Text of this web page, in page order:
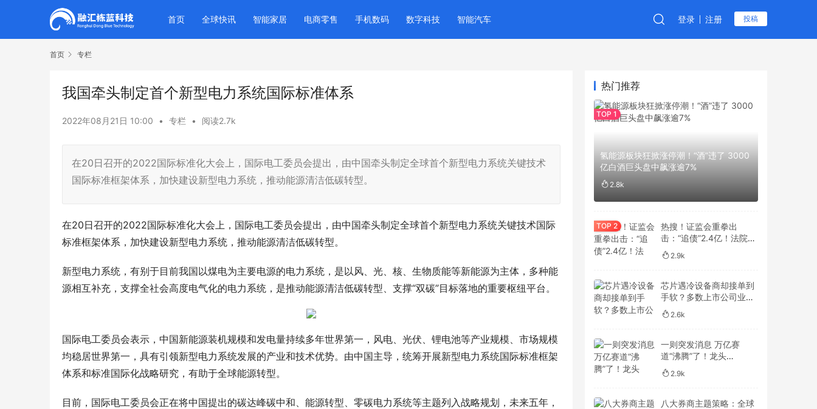
首页 全球快讯 智能家居 电商零售 手机数码 数字科技 智能汽车 登录 注册 投稿
首页 专栏
我国牵头制定首个新型电力系统国际标准体系
2022年08月21日 10:00 • 专栏 • 阅读2.7k
在20日召开的2022国际标准化大会上，国际电工委员会提出，由中国牵头制定全球首个新型电力系统关键技术
国际标准框架体系，加快建设新型电力系统，推动能源清洁低碳转型。
在20日召开的2022国际标准化大会上，国际电工委员会提出，由中国牵头制定全球首个新型电力系统关键技术国际
标准框架体系，加快建设新型电力系统，推动能源清洁低碳转型。
新型电力系统，有别于目前我国以煤电为主要电源的电力系统，是以风、光、核、生物质能等新能源为主体，多种能
源相互补充，支撑全社会高度电气化的电力系统，是推动能源清洁低碳转型、支撑“双碳”目标落地的重要枢纽平台。
国际电工委员会表示，中国新能源装机规模和发电量持续多年世界第一，风电、光伏、锂电池等产业规模、市场规模
均稳居世界第一，具有引领新型电力系统发展的产业和技术优势。由中国主导，统筹开展新型电力系统国际标准框架
体系和标准国际化战略研究，有助于全球能源转型。
目前，国际电工委员会正在将中国提出的碳达峰碳中和、能源转型、零碳电力系统等主题列入战略规划，未来五年，
热门推荐
氢能源板块狂掀涨停潮！“酒”违了 3000
亿白酒巨头盘中飙涨逾7%
2.8k
热搜！证监会重拳出
击：“追债”2.4亿！法院：
准予强制执行！
2.9k
芯片遇冷设备商却接单到
手软？多数上市公司业绩
数倍增长 下半年采购需求
仍明确
2.6k
一则突发消息 万亿赛
道“沸腾”了！龙头
股“20CM”涨停！北京、
上海都有大动作
2.9k
八大券商主题策略：全球